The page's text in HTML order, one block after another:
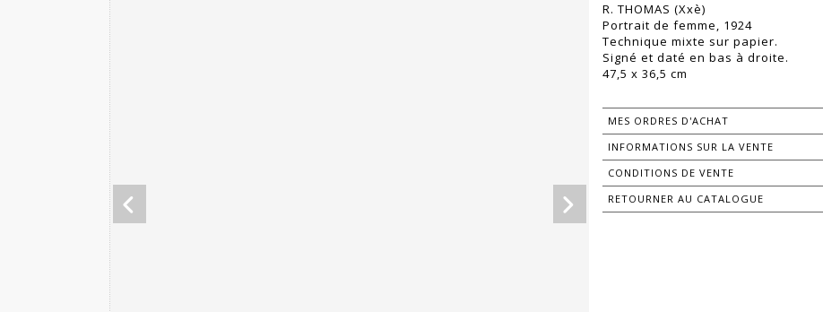
R. THOMAS (Xxè)
Portrait de femme, 1924
Technique mixte sur papier.
Signé et daté en bas à droite.
47,5 x 36,5 cm
MES ORDRES D'ACHAT
INFORMATIONS SUR LA VENTE
CONDITIONS DE VENTE
RETOURNER AU CATALOGUE